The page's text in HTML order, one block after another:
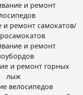
и ремонт
и ремонт самокатов/
и ремонт
и ремонт горных
лыж
велосипедов